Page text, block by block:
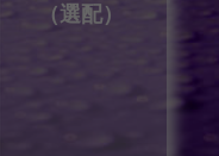
（選配）